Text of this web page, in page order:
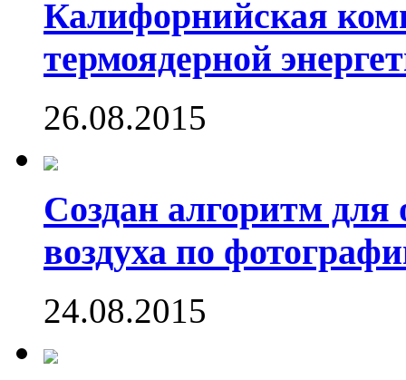
Калифорнийская
термоядерной
26.08.2015
Создан алгоритм для
воздуха по
24.08.2015